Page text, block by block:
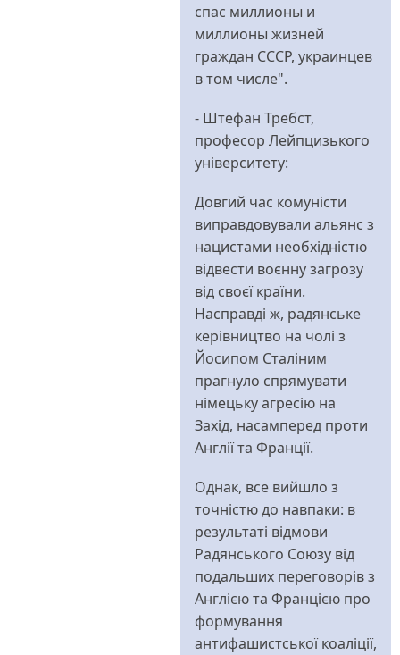
нехороший
пост
Dick
Traveller
спас миллионы и
миллионы жизней
граждан СССР, украинцев
в том числе".
- Штефан Требст,
професор Лейпцизького
університету:
Довгий час комуністи
виправдовували альянс з
нацистами необхідністю
відвести воєнну загрозу
від своєї країни.
Насправді ж, радянське
керівництво на чолі з
Йосипом Сталіним
прагнуло спрямувати
німецьку агресію на
Захід, насамперед проти
Англії та Франції.
Однак, все вийшло з
точністю до навпаки: в
результаті відмови
Радянського Союзу від
подальших переговорів з
Англією та Францією про
формування
антифашистської коаліції,